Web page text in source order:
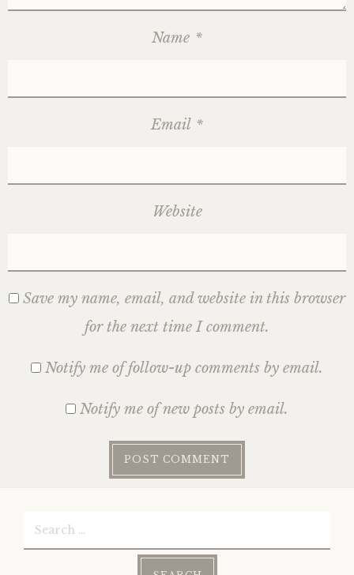
Name *
Email *
Website
Save my name, email, and website in this browser
for the next time I comment.
Notify me of follow-up comments by email.
Notify me of new posts by email.